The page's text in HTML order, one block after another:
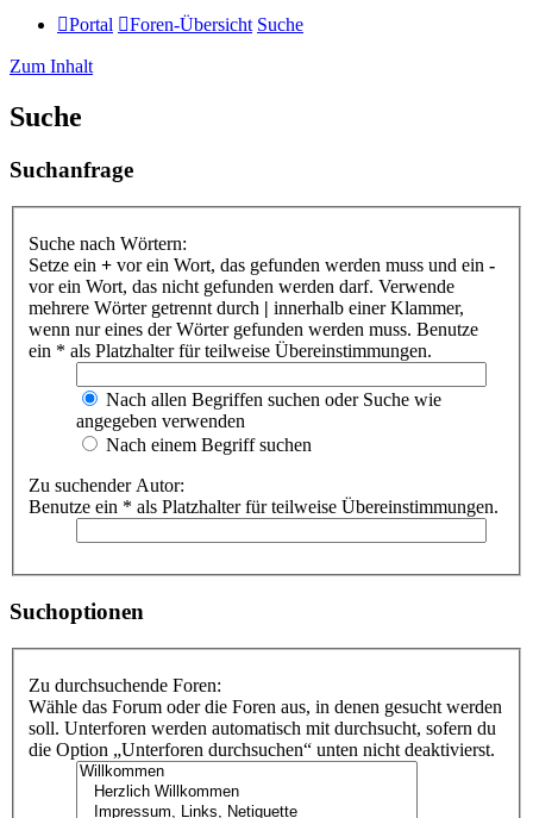
Portal Foren-Übersicht Suche
Zum Inhalt
Suche
Suchanfrage
Suche nach Wörtern:
Setze ein + vor ein Wort, das gefunden werden muss und ein -
vor ein Wort, das nicht gefunden werden darf. Verwende
mehrere Wörter getrennt durch | innerhalb einer Klammer,
wenn nur eines der Wörter gefunden werden muss. Benutze
ein * als Platzhalter für teilweise Übereinstimmungen.
Nach allen Begriffen suchen oder Suche wie
angegeben verwenden
Nach einem Begriff suchen
Zu suchender Autor:
Benutze ein * als Platzhalter für teilweise Übereinstimmungen.
Suchoptionen
Zu durchsuchende Foren:
Wähle das Forum oder die Foren aus, in denen gesucht werden
soll. Unterforen werden automatisch mit durchsucht, sofern du
die Option „Unterforen durchsuchen“ unten nicht deaktivierst.